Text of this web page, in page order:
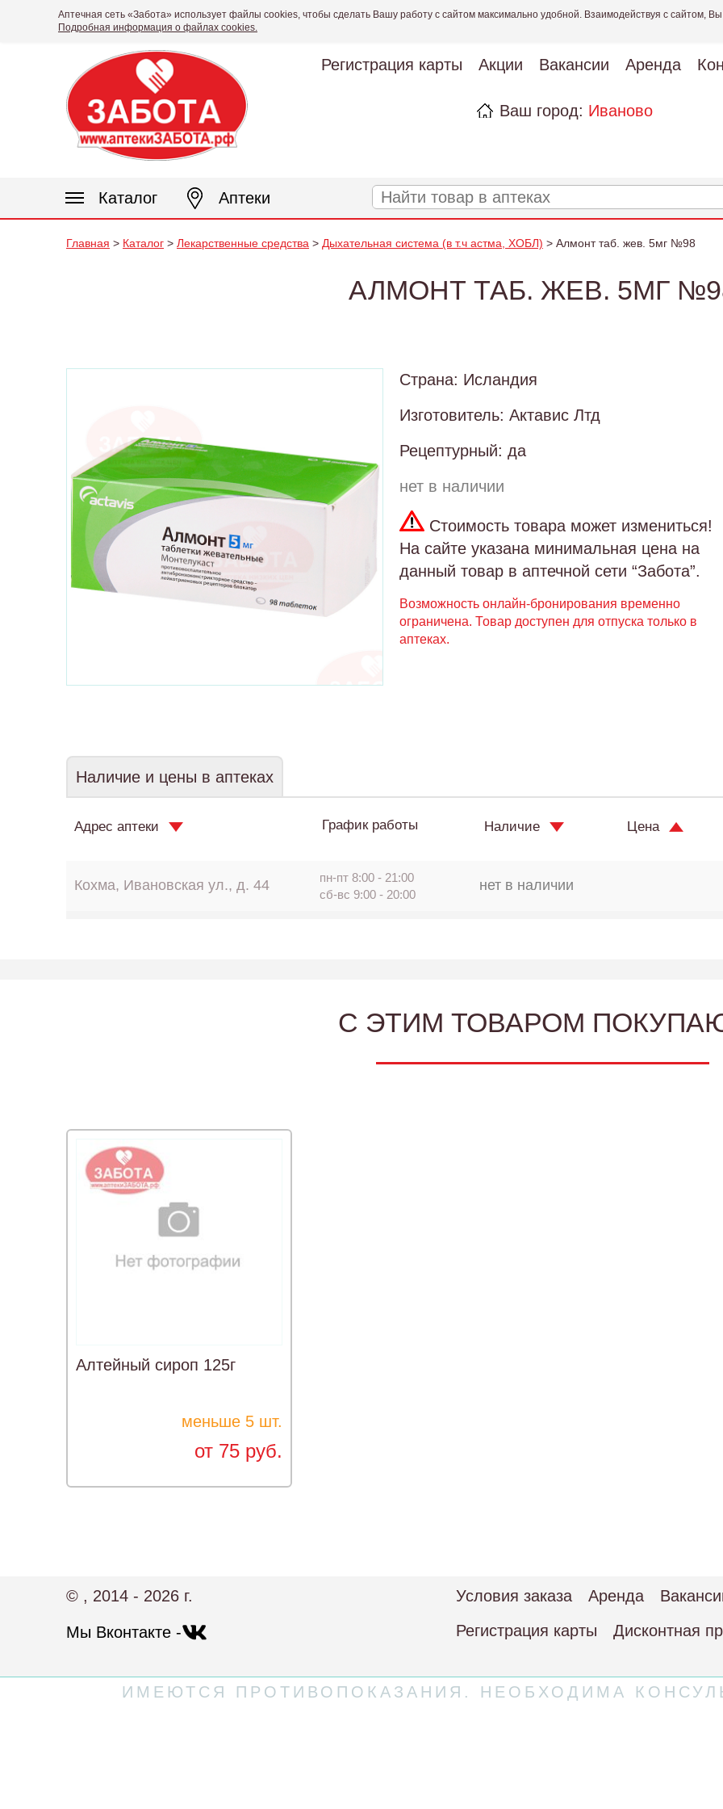
Аптечная сеть «Забота» использует файлы cookies, чтобы сделать Вашу работу с сайтом максимально удобной. Взаимодействуя с сайтом,
Подробная информация о файлах cookies.
Регистрация карты Акции Вакансии Аренда
Ваш город: Иваново
Каталог Аптеки
Главная > Каталог > Лекарственные средства > Дыхательная система (в т.ч астма, ХОБЛ) > Алмонт таб. жев. 5мг №98
АЛМОНТ ТАБ. ЖЕВ. 5МГ
Страна: Исландия
Изготовитель: Актавис Лтд
Рецептурный: да
нет в наличии
Стоимость товара может измениться!
На сайте указана минимальная цена на
данный товар в аптечной сети “Забота”.
Возможность онлайн-бронирования временно
ограничена. Товар доступен для отпуска только в
аптеках.
Наличие и цены в аптеках
Адрес аптеки График работы Наличие Цена
Кохма, Ивановская ул., д. 44
пн-пт 8:00 - 21:00
сб-вс 9:00 - 20:00
нет в наличии
C ЭТИМ ТОВАРОМ
Алтейный сироп 125г
меньше 5 шт.
от 75 руб.
© , 2014 - 2026 г.
Мы Вконтакте -
Условия заказа Аренда
Регистрация карты
Дисконтная
ИМЕЮТСЯ ПРОТИВОПОКАЗАНИЯ. НЕОБХОДИМА